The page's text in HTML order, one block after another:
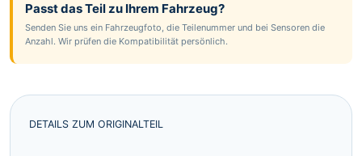
Passt das Teil zu Ihrem Fahrzeug?
Senden Sie uns ein Fahrzeugfoto, die Teilenummer und bei Sensoren die
Anzahl. Wir prüfen die Kompatibilität persönlich.
DETAILS ZUM ORIGINALTEIL